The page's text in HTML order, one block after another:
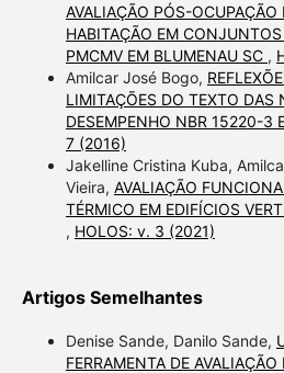
AVALIAÇÃO PÓS-
HABITAÇÃO EM
PMCMV EM BLUMENAU SC ,
Amilcar José Bogo,
LIMITAÇÕES DO TEXTO DAS
DESEMPENHO NBR 15220-3
7 (2016)
Jakelline Cristina Kuba,
Vieira, AVALIAÇÃO
TÉRMICO EM EDIFÍCIOS
, HOLOS: v. 3 (2021)
Artigos Semelhantes
Denise Sande, Danilo Sande,
FERRAMENTA DE